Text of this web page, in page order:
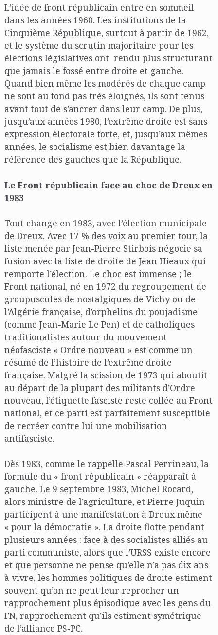
L’idée de front républicain entre en sommeil
dans les années 1960. Les institutions de la
Cinquième République, surtout à partir de 1962,
et le système du scrutin majoritaire pour les
élections législatives ont rendu plus structurant
que jamais le fossé entre droite et gauche.
Quand bien même les modérés de chaque camp
ne sont au fond pas très éloignés, ils sont tenus
avant tout de s’ancrer dans leur camp. De plus,
jusqu’aux années 1980, l’extrême droite est sans
expression électorale forte, et, jusqu’aux mêmes
années, le socialisme est bien davantage la
référence des gauches que la République.
Le Front républicain face au choc de Dreux en
1983
Tout change en 1983, avec l’élection municipale
de Dreux. Avec 17 % des voix au premier tour, la
liste menée par Jean-Pierre Stirbois négocie sa
fusion avec la liste de droite de Jean Hieaux qui
remporte l’élection. Le choc est immense ; le
Front national, né en 1972 du regroupement de
groupuscules de nostalgiques de Vichy ou de
l’Algérie française, d’orphelins du poujadisme
(comme Jean-Marie Le Pen) et de catholiques
traditionalistes autour du mouvement
néofasciste « Ordre nouveau » est comme un
résumé de l’histoire de l’extrême droite
française. Malgré la scission de 1973 qui aboutit
au départ de la plupart des militants d’Ordre
nouveau, l’étiquette fasciste reste collée au Front
national, et ce parti est parfaitement susceptible
de recréer contre lui une mobilisation
antifasciste.
Dès 1983, comme le rappelle Pascal Perrineau, la
formule du « front républicain » réapparaît à
gauche. Le 9 septembre 1983, Michel Rocard,
alors ministre de l’agriculture, et Pierre Juquin
participent à une manifestation à Dreux même
« pour la démocratie ». La droite flotte pendant
plusieurs années : face à des socialistes alliés au
parti communiste, alors que l’URSS existe encore
et que personne ne pense qu’elle n’a pas dix ans
à vivre, les hommes politiques de droite estiment
souvent qu’on ne peut leur reprocher un
rapprochement plus épisodique avec les gens du
FN, rapprochement qu’ils estiment symétrique
de l’alliance PS-PC.